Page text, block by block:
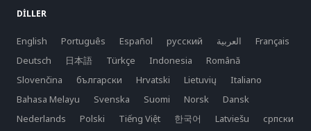
DILLER
English Português Español русский العربية
Français
Deutsch
日本語 Türkçe Indonesia
Română
Slovenčina
български Hrvatski Lietuvių
Italiano
Bahasa Melayu
Svenska Suomi Norsk
Dansk
Nederlands
Polski Tiếng Việt 한국어 Latviešu српски